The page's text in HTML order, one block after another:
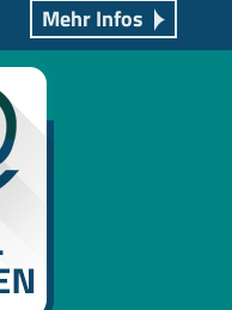
Mehr Infos